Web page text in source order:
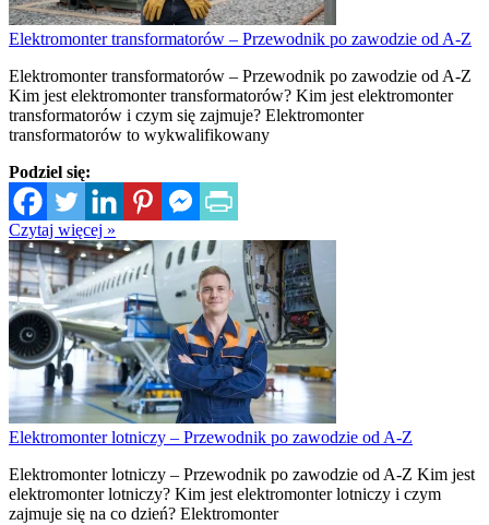
Elektromonter transformatorów – Przewodnik po zawodzie od A-Z
Elektromonter transformatorów – Przewodnik po zawodzie od A-Z
Kim jest elektromonter transformatorów? Kim jest elektromonter
transformatorów i czym się zajmuje? Elektromonter
transformatorów to wykwalifikowany
Podziel się:
Czytaj więcej »
Elektromonter lotniczy – Przewodnik po zawodzie od A-Z
Elektromonter lotniczy – Przewodnik po zawodzie od A-Z Kim jest
elektromonter lotniczy? Kim jest elektromonter lotniczy i czym
zajmuje się na co dzień? Elektromonter